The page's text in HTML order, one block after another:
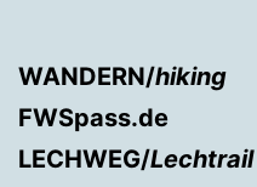
WANDERN/hiking
FWSpass.de
LECHWEG/Lechtrail